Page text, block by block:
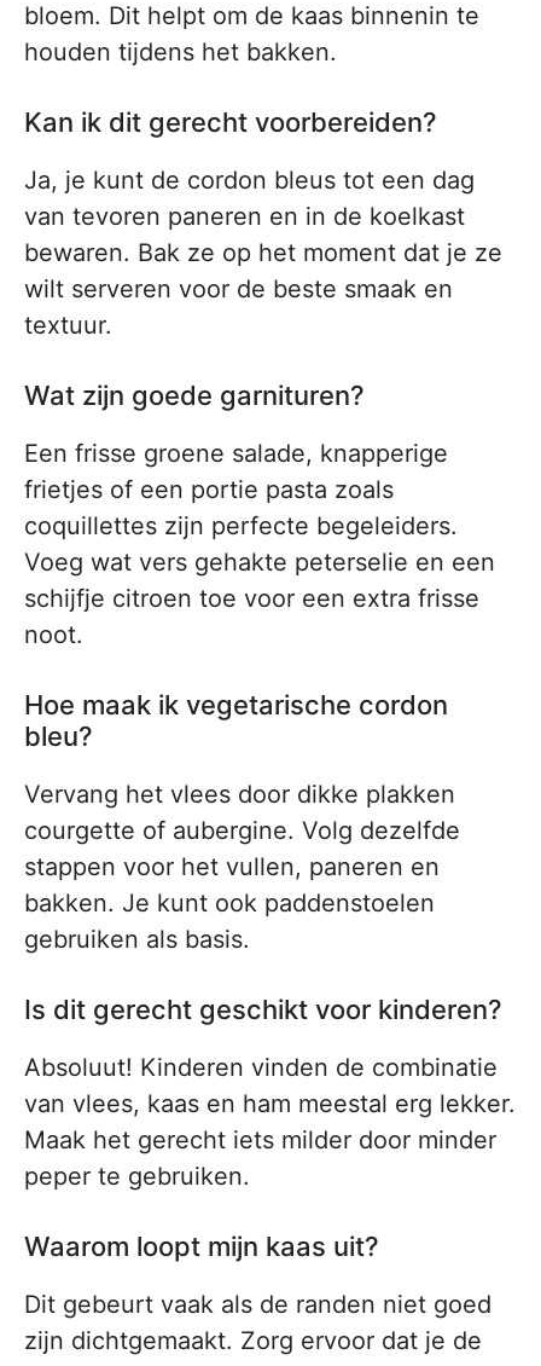
bloem. Dit helpt om de kaas binnenin te
houden tijdens het bakken.
Kan ik dit gerecht voorbereiden?
Ja, je kunt de cordon bleus tot een dag
van tevoren paneren en in de koelkast
bewaren. Bak ze op het moment dat je ze
wilt serveren voor de beste smaak en
textuur.
Wat zijn goede garnituren?
Een frisse groene salade, knapperige
frietjes of een portie pasta zoals
coquillettes zijn perfecte begeleiders.
Voeg wat vers gehakte peterselie en een
schijfje citroen toe voor een extra frisse
noot.
Hoe maak ik vegetarische cordon
bleu?
Vervang het vlees door dikke plakken
courgette of aubergine. Volg dezelfde
stappen voor het vullen, paneren en
bakken. Je kunt ook paddenstoelen
gebruiken als basis.
Is dit gerecht geschikt voor kinderen?
Absoluut! Kinderen vinden de combinatie
van vlees, kaas en ham meestal erg lekker.
Maak het gerecht iets milder door minder
peper te gebruiken.
Waarom loopt mijn kaas uit?
Dit gebeurt vaak als de randen niet goed
zijn dichtgemaakt. Zorg ervoor dat je de